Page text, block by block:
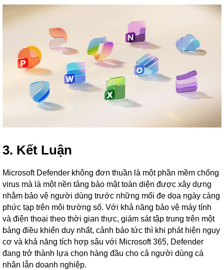
3. Kết Luận
Microsoft Defender không đơn thuần là một phần mềm chống
virus mà là một nền tảng bảo mật toàn diện được xây dựng
nhằm bảo vệ người dùng trước những mối đe dọa ngày càng
phức tạp trên môi trường số. Với khả năng bảo vệ máy tính
và điện thoại theo thời gian thực, giám sát tập trung trên một
bảng điều khiển duy nhất, cảnh báo tức thì khi phát hiện nguy
cơ và khả năng tích hợp sâu với Microsoft 365, Defender
đang trở thành lựa chọn hàng đầu cho cả người dùng cá
nhân lẫn doanh nghiệp.